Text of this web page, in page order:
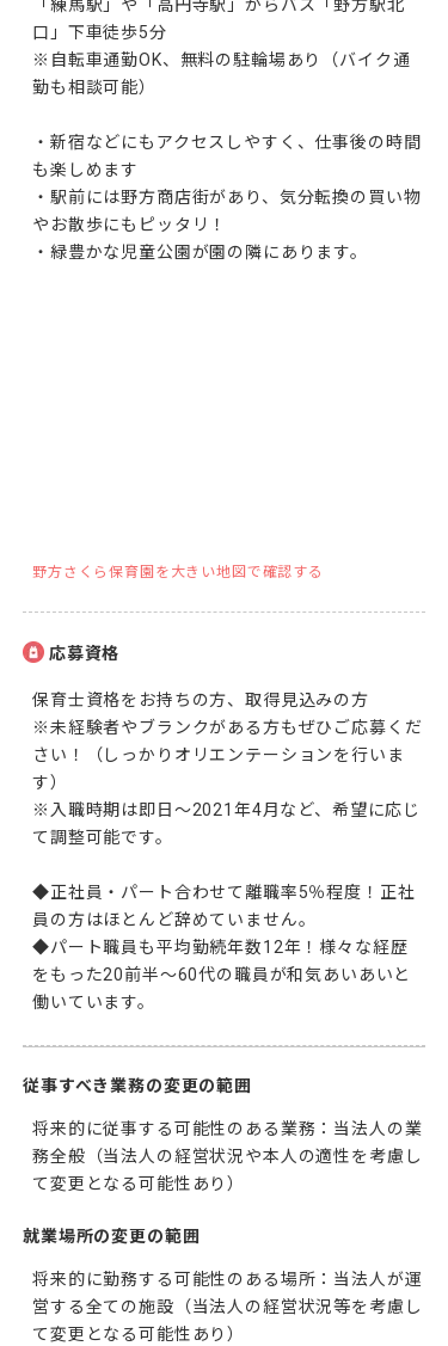
「練馬駅」や「高円寺駅」からバス「野方駅北
口」下車徒歩5分
※自転車通勤OK、無料の駐輪場あり（バイク通
勤も相談可能）
・新宿などにもアクセスしやすく、仕事後の時間
も楽しめます
・駅前には野方商店街があり、気分転換の買い物
やお散歩にもピッタリ！
・緑豊かな児童公園が園の隣にあります。
野方さくら保育園を大きい地図で確認する
応募資格
保育士資格をお持ちの方、取得見込みの方
※未経験者やブランクがある方もぜひご応募くだ
さい！（しっかりオリエンテーションを行いま
す）
※入職時期は即日～2021年4月など、希望に応じ
て調整可能です。
◆正社員・パート合わせて離職率5％程度！正社
員の方はほとんど辞めていません。
◆パート職員も平均勤続年数12年！様々な経歴
をもった20前半～60代の職員が和気あいあいと
働いています。
従事すべき業務の変更の範囲
将来的に従事する可能性のある業務：当法人の業
務全般（当法人の経営状況や本人の適性を考慮し
て変更となる可能性あり）
就業場所の変更の範囲
将来的に勤務する可能性のある場所：当法人が運
営する全ての施設（当法人の経営状況等を考慮し
て変更となる可能性あり）